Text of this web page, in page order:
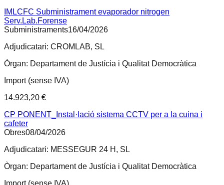
IMLCFC Subministrament evaporador nitrogen
Serv.Lab.Forense
Subministraments16/04/2026
Adjudicatari: CROMLAB, SL
Òrgan: Departament de Justícia i Qualitat Democràtica
Import (sense IVA)
14.923,20 €
CP PONENT_Instal·lació sistema CCTV per a la cuina i
cafeter
Obres08/04/2026
Adjudicatari: MESSEGUR 24 H, SL
Òrgan: Departament de Justícia i Qualitat Democràtica